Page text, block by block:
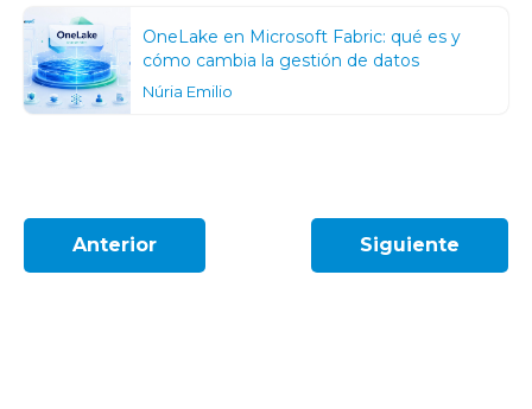
OneLake en Microsoft Fabric: qué es y
cómo cambia la gestión de datos
Núria Emilio
Anterior Siguiente